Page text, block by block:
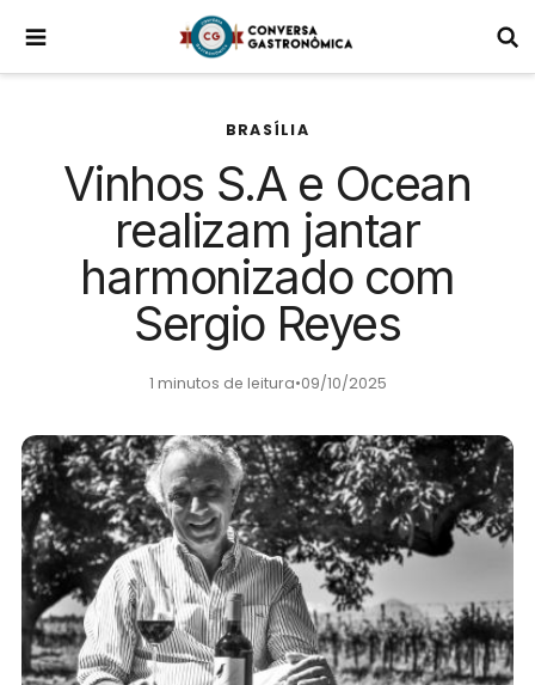
BRASÍLIA
Vinhos S.A e Ocean
realizam jantar
harmonizado com
Sergio Reyes
1 minutos de leitura•09/10/2025